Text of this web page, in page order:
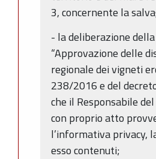
3, concernente la
- la deliberazione
“Approvazione delle
regionale dei vigneti
238/2016 e del
che il Responsabile
con proprio atto
l’informativa privacy,
esso contenuti;